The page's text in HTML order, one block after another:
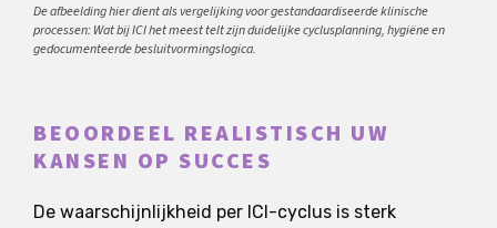
De afbeelding hier dient als vergelijking voor gestandaardiseerde klinische
processen: Wat bij ICI het meest telt zijn duidelijke cyclusplanning, hygiëne en
gedocumenteerde besluitvormingslogica.
BEOORDEEL REALISTISCH UW
KANSEN OP SUCCES
De waarschijnlijkheid per ICI-cyclus is sterk